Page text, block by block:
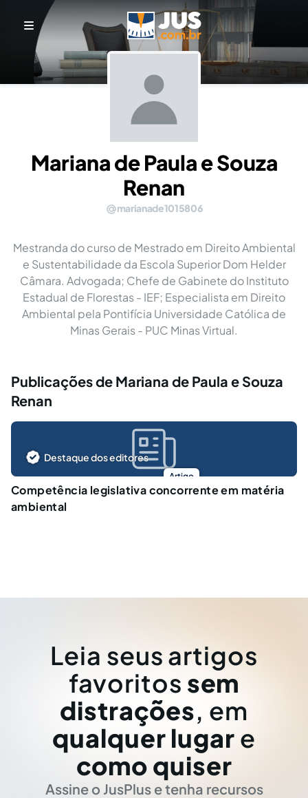
Mariana de Paula e Souza
Renan
marianade1015806
Mestranda do curso de Mestrado em Direito Ambiental
e Sustentabilidade da Escola Superior Dom Helder
Câmara. Advogada; Chefe de Gabinete do Instituto
Estadual de Florestas - IEF; Especialista em Direito
Ambiental pela Pontifícia Universidade Católica de
Minas Gerais - PUC Minas Virtual.
Publicações de Mariana de Paula e Souza
Renan
Artigo
Destaque dos editores
Competência legislativa concorrente em matéria
ambiental
Leia seus artigos
favoritos sem
distrações, em
qualquer lugar e
como quiser
Assine o JusPlus e tenha recursos